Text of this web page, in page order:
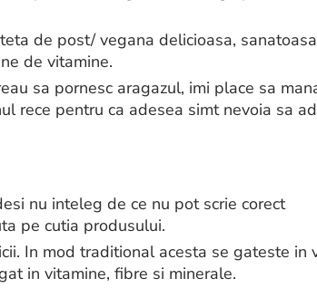
de post/ vegana delicioasa,
de vitamine.
sa pornesc aragazul, imi place sa
rece pentru ca adesea simt nevoia sa
nu inteleg de ce nu pot scrie corect
pe cutia produsului.
In mod traditional acesta se gateste in
in vitamine, fibre si minerale.